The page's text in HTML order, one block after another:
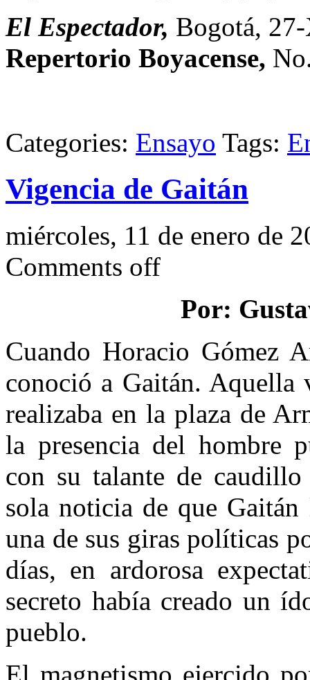
El Espectador, Bogotá,
Repertorio Boyacense,
Categories: Ensayo Tags:
Vigencia de Gaitán
miércoles, 11 de enero de
Comments off
Por:
Cuando Horacio Gómez
conoció a Gaitán. Aquella
realizaba en la plaza de
la presencia del hombre
con su talante de
sola noticia de que
una de sus giras políticas
días, en ardorosa
secreto había creado un
pueblo.
El magnetismo ejercido